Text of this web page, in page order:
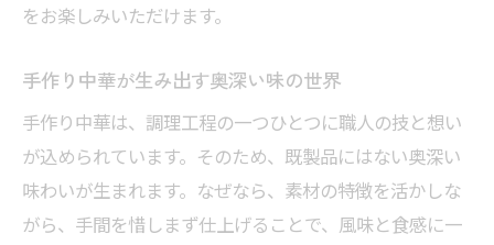
をお楽しみいただけます。
手作り中華が生み出す奥深い味の世界
手作り中華は、調理工程の一つひとつに職人の技と想い
が込められています。そのため、既製品にはない奥深い
味わいが生まれます。なぜなら、素材の特徴を活かしな
がら、手間を惜しまず仕上げることで、風味と食感に一